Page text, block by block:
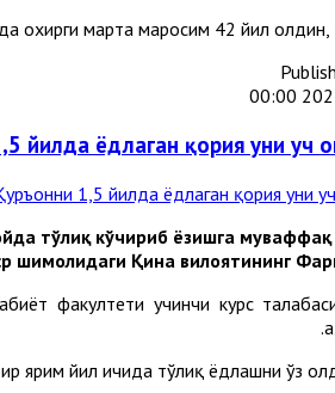
охирги марта маросим 42 йил олдин,
йилда ёдлаган қория уни уч
тўлиқ кўчириб ёзишга муваффақ
шимолидаги Қина вилоятининг
факултети учинчи курс
ярим йил ичида тўлиқ ёдлашни ўз